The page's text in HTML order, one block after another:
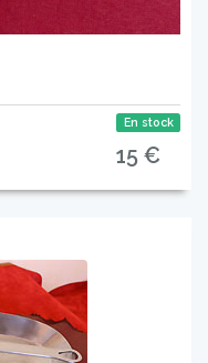
En stock
15 €